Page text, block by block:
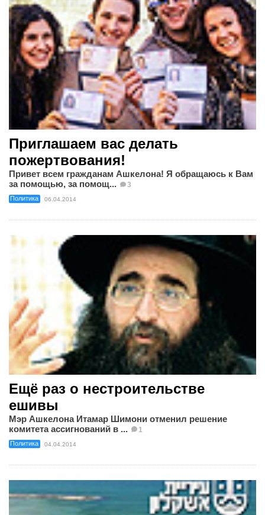
Приглашаем вас делать
пожертвования!
Привет всем гражданам Ашкелона! Я обращаюсь к Вам
за помощью, за помощ...
3
Политика 06.04.2014
Ещё раз о нестроительстве
ешивы
Мэр Ашкелона Итамар Шимони отменил решение
комитета ассигнований в ...
1
Политика 04.04.2014